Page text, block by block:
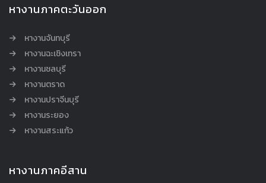
หางานภาคตะวันออก
หางานจันทบุรี
หางานฉะเชิงเทรา
หางานชลบุรี
หางานตราด
หางานปราจีนบุรี
หางานระยอง
หางานสระแก้ว
หางานภาคอีสาน